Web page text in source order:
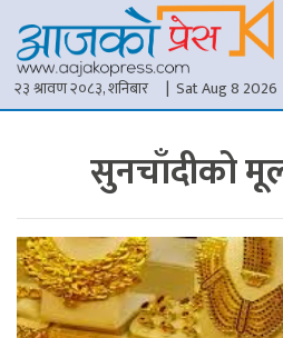
२३ श्रावण २०८३, शनिबार | Sat Aug 8 2026
सुनचाँदीको